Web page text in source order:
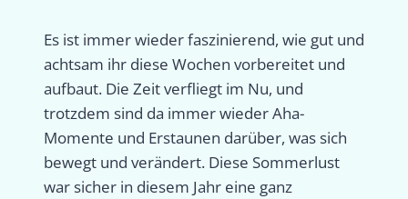
Es ist immer wieder faszinierend, wie gut und
achtsam ihr diese Wochen vorbereitet und
aufbaut. Die Zeit verfliegt im Nu, und
trotzdem sind da immer wieder Aha-
Momente und Erstaunen darüber, was sich
bewegt und verändert. Diese Sommerlust
war sicher in diesem Jahr eine ganz